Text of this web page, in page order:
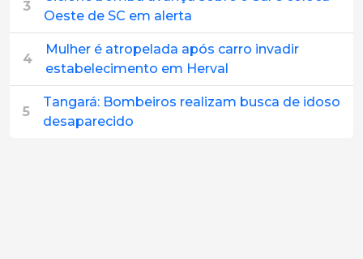
3
Oeste de SC em alerta
4
Mulher é atropelada após carro invadir
estabelecimento em Herval
5
Tangará: Bombeiros realizam busca de idoso
desaparecido